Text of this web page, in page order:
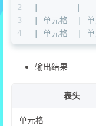
2
3
4
|  ----  |
| 单元格  | 单
| 单元格  | 单
输出结果
表头
单元格